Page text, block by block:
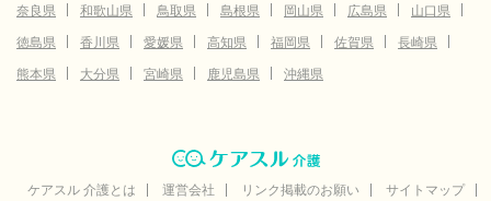
奈良県
和歌山県 鳥取県 島根県 岡山県 広島県
山口県
徳島県
香川県 愛媛県 高知県 福岡県 佐賀県
長崎県
熊本県
大分県 宮崎県 鹿児島県 沖縄県
ケアスル 介護とは 運営会社 リンク掲載のお願い
サイトマップ